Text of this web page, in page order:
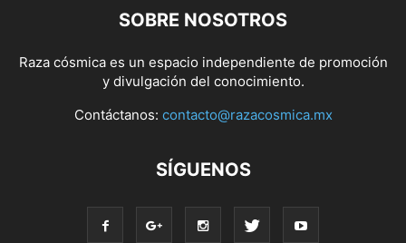
SOBRE NOSOTROS
Raza cósmica es un espacio independiente de promoción
y divulgación del conocimiento.
Contáctanos: contacto@razacosmica.mx
SÍGUENOS